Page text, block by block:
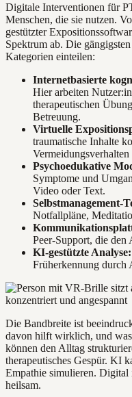
Digitale Interventionen für
Menschen, die sie nutzen.
gestützter
Spektrum ab. Die
Kategorien einteilen:
Internetbasierte
Hier arbeiten
therapeutischen
Betreuung.
Virtuelle
traumatische Inhalte
Vermeidungsverhalten
Psychoedukative
Symptome und
Video oder Text.
Selbstmanagement-
Notfallpläne,
Peer-Support, die den
KI-gestützte Analyse:
Früherkennung durch
Die Bandbreite ist
davon hilft wirklich, und
können den Alltag
therapeutisches Gespür. KI
Empathie simulieren. Digital
heilsam.